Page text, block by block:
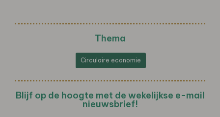
Thema
Circulaire economie
Blijf op de hoogte met de wekelijkse e-mail
nieuwsbrief!